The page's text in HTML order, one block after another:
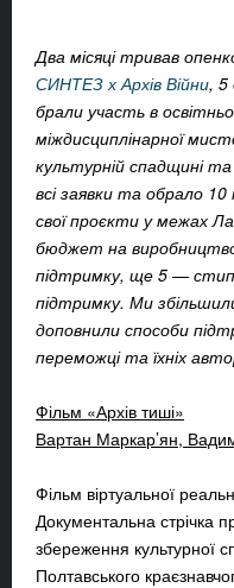
Два місяці тривав
СИНТЕЗ х Архів Війни, 5
брали участь в
міждисциплінарної
культурній спадщині
всі заявки та обрало
свої проєкти у межах
бюджет на
підтримку, ще 5 —
підтримку. Ми
доповнили способи
переможці та їхніх
Фільм «Архів тиші»
Вартан Маркар’ян,
Фільм віртуальної
Документальна стрічка
збереження культурної
Полтавського